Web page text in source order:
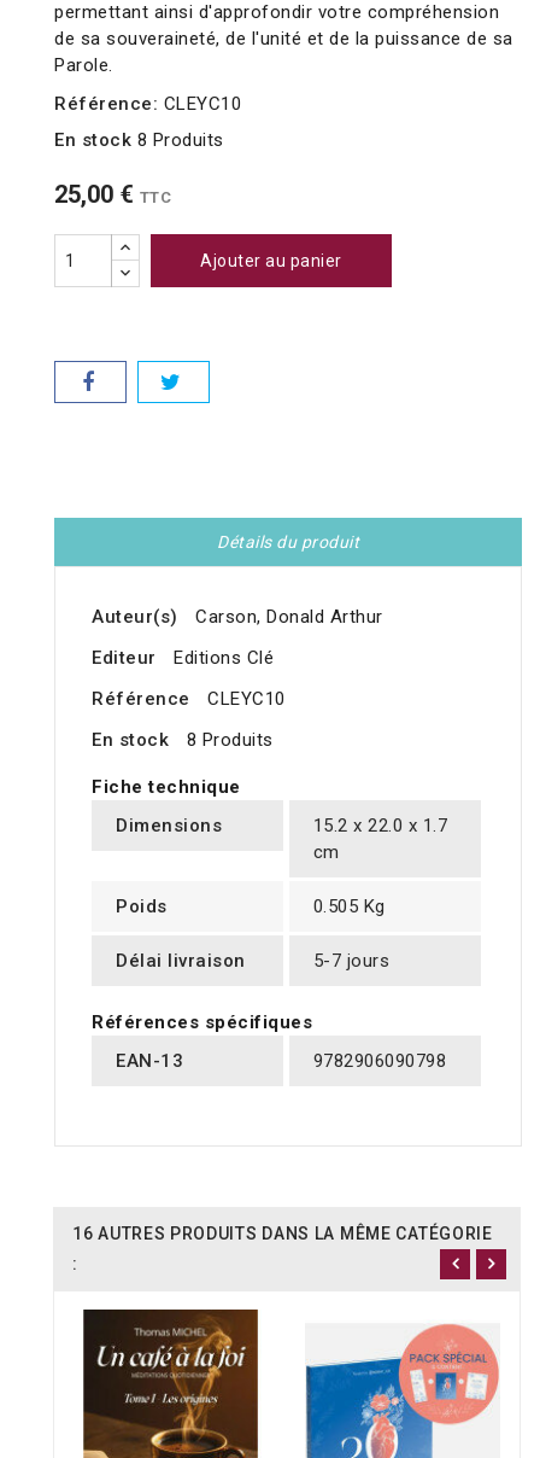
permettant ainsi d'approfondir votre compréhension
de sa souveraineté, de l'unité et de la puissance de sa
Parole.
Référence: CLEYC10
En stock 8 Produits
25,00 € TTC
Ajouter au panier
Détails du produit
Auteur(s)
Carson, Donald Arthur
Editeur
Editions Clé
Référence
CLEYC10
En stock
8 Produits
Fiche technique
Dimensions
15.2 x 22.0 x 1.7
cm
Poids 0.505 Kg
Délai livraison 5-7 jours
Références spécifiques
EAN-13
9782906090798
16 AUTRES PRODUITS DANS LA MÊME CATÉGORIE
: